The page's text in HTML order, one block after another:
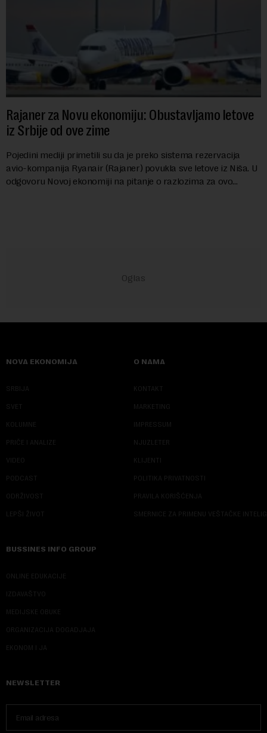
Rajaner za Novu ekonomiju: Obustavljamo letove
iz Srbije od ove zime
Pojedini mediji primetili su da je preko sistema rezervacija
avio-kompanija Ryanair (Rajaner) povukla sve letove iz Niša. U
odgovoru Novoj ekonomiji na pitanje o razlozima za ovo
NOVA EKONOMIJA
SRBIJA
SVET
KOLUMNE
PRIČE I ANALIZE
VIDEO
PODCAST
ODRŽIVOST
LEPŠI ŽIVOT
O NAMA
KONTAKT
MARKETING
IMPRESSUM
NJUZLETER
KLIJENTI
POLITIKA PRIVATNOSTI
PRAVILA KORIŠĆENJA
SMERNICE ZA PRIMENU VEŠTAČKE
BUSSINES INFO GROUP
ONLINE EDUKACIJE
IZDAVAŠTVO
MEDIJSKE OBUKE
ORGANIZACIJA DOGADJAJA
EKONOM I JA
NEWSLETTER